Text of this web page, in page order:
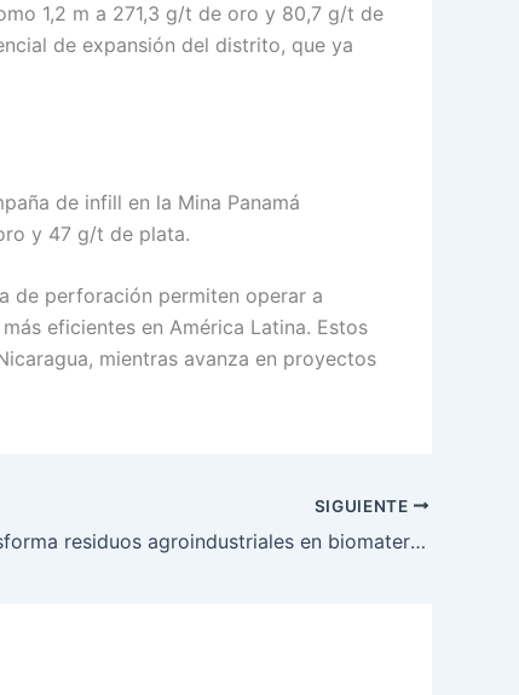
1,2 m a 271,3 g/t de oro y 80,7 g/t de
de expansión del distrito, que ya
de infill en la Mina Panamá
y 47 g/t de plata.
de perforación permiten operar a
eficientes en América Latina. Estos
mientras avanza en proyectos
SIGUIENTE
FutuMed transforma residuos agroindustriales en biomateriales para nuevas industrias sostenibles